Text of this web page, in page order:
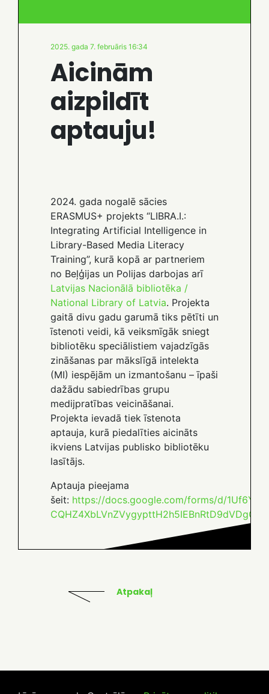
2025. gada 7. februāris 16:34
Aicinām
aizpildīt
aptauju!
2024. gada nogalē sācies
ERASMUS+ projekts “LIBRA.I.:
Integrating Artificial Intelligence in
Library-Based Media Literacy
Training”, kurā kopā ar partneriem
no Beļģijas un Polijas darbojas arī
Latvijas Nacionālā bibliotēka /
National Library of Latvia. Projekta
gaitā divu gadu garumā tiks pētīti un
īstenoti veidi, kā veiksmīgāk sniegt
bibliotēku speciālistiem vajadzīgās
zināšanas par mākslīgā intelekta
(MI) iespējām un izmantošanu – īpaši
dažādu sabiedrības grupu
medijpratības veicināšanai.
Projekta ievadā tiek īstenota
aptauja, kurā piedalīties aicināts
ikviens Latvijas publisko bibliotēku
lasītājs.
Aptauja pieejama
šeit: https://docs.google.com/forms/d/
CQHZ4XbLVnZVygypttH2h5IEBnRtD9dVDgOc/
Atpakaļ